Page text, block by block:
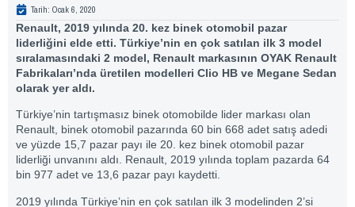
Tarih: Ocak 6, 2020
Renault, 2019 yılında 20. kez binek otomobil pazar
liderliğini elde etti. Türkiye’nin en çok satılan ilk 3 model
sıralamasındaki 2 model, Renault markasının OYAK Renault
Fabrikaları’nda üretilen modelleri Clio HB ve Megane Sedan
olarak yer aldı.
Türkiye’nin tartışmasız binek otomobilde lider markası olan
Renault, binek otomobil pazarında 60 bin 668 adet satış adedi
ve yüzde 15,7 pazar payı ile 20. kez binek otomobil pazar
liderliği unvanını aldı. Renault, 2019 yılında toplam pazarda 64
bin 977 adet ve 13,6 pazar payı kaydetti.
2019 yılında Türkiye’nin en çok satılan ilk 3 modelinden 2’si